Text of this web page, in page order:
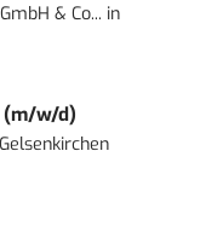
& Co... in
(m/w/d)
Gelsenkirchen